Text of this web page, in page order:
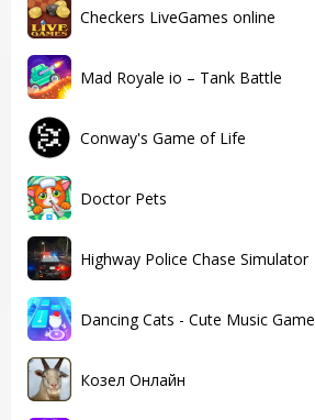
Checkers LiveGames online
Mad Royale io – Tank Battle
Conway's Game of Life
Doctor Pets
Highway Police Chase Simulator
Dancing Cats - Cute Music Game
Козел Онлайн